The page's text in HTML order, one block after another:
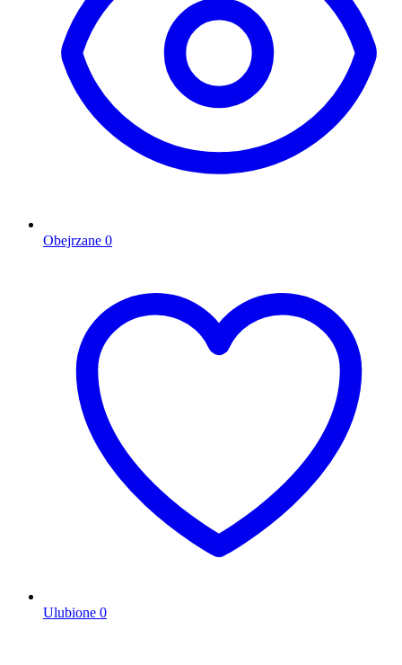
Obejrzane 0
Ulubione 0